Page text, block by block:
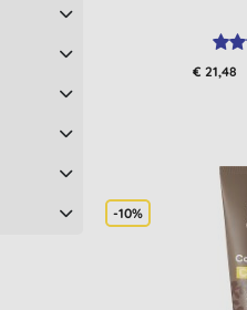
€ 21,48
-10%